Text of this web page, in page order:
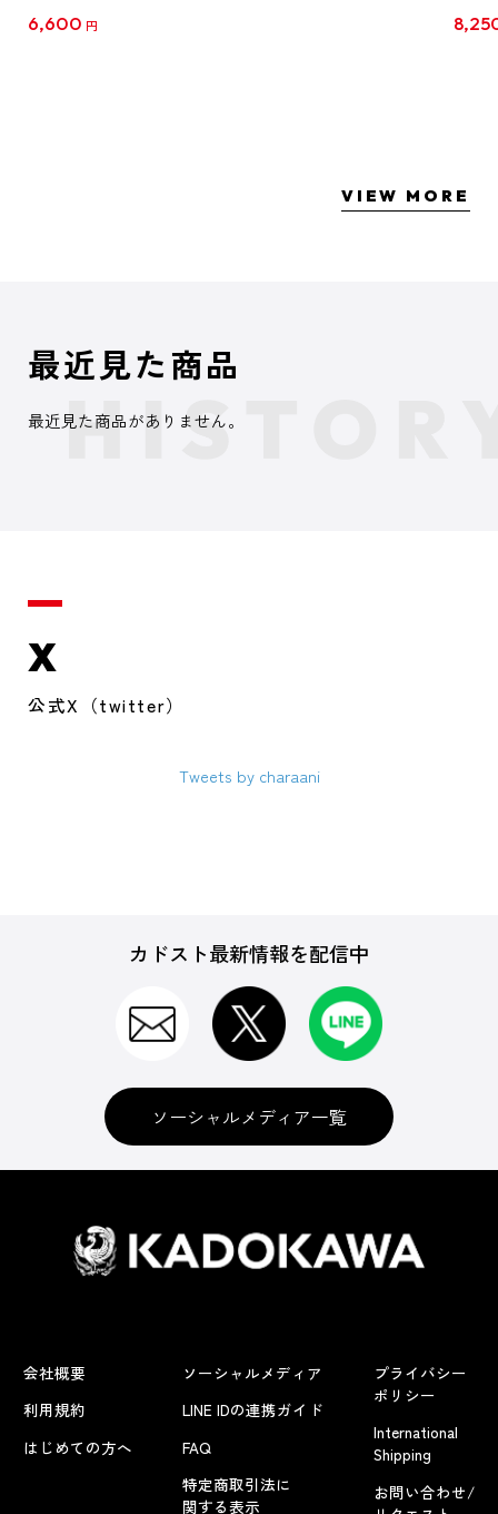
6,600 円
クリ
VIEW MORE
最近見た商品
最近見た商品がありません。
X
公式X（twitter）
Tweets by charaani
カドスト最新情報を配信中
ソーシャルメディア一覧
会社概要
利用規約
はじめての方へ
ソーシャルメディア
LINE IDの連携ガイド
FAQ
特定商取引法に
関する表示
プライバシー
ポリシー
International
Shipping
お問い合わせ/